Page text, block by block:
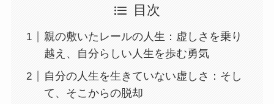
目次
親の敷いたレールの人生：虚しさを乗り
越え、自分らしい人生を歩む勇気
自分の人生を生きていない虚しさ：そし
て、そこからの脱却